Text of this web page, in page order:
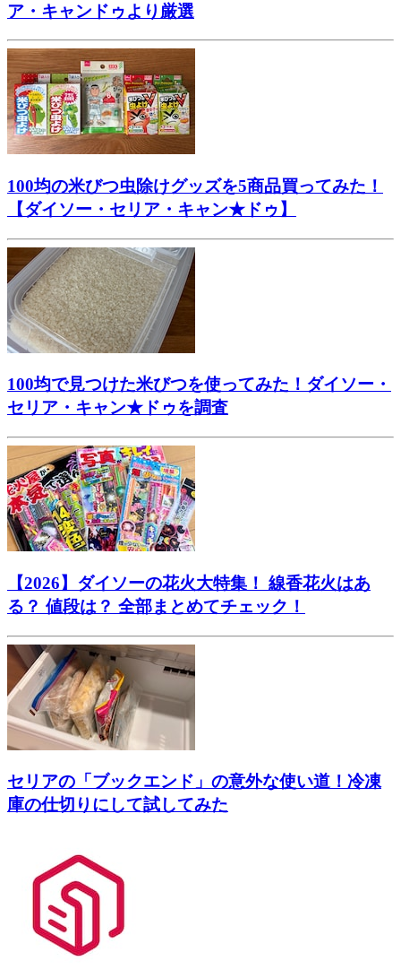
ア・キャンドゥより厳選
100均の米びつ虫除けグッズを5商品買ってみた！
【ダイソー・セリア・キャン★ドゥ】
100均で見つけた米びつを使ってみた！ダイソー・
セリア・キャン★ドゥを調査
【2026】ダイソーの花火大特集！ 線香花火はあ
る？ 値段は？ 全部まとめてチェック！
セリアの「ブックエンド」の意外な使い道！冷凍
庫の仕切りにして試してみた